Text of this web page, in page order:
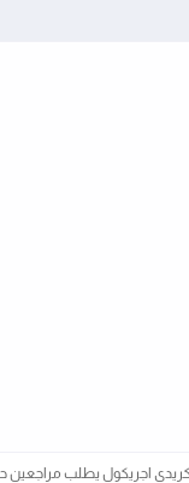
اجريكول يطلب مراجعين